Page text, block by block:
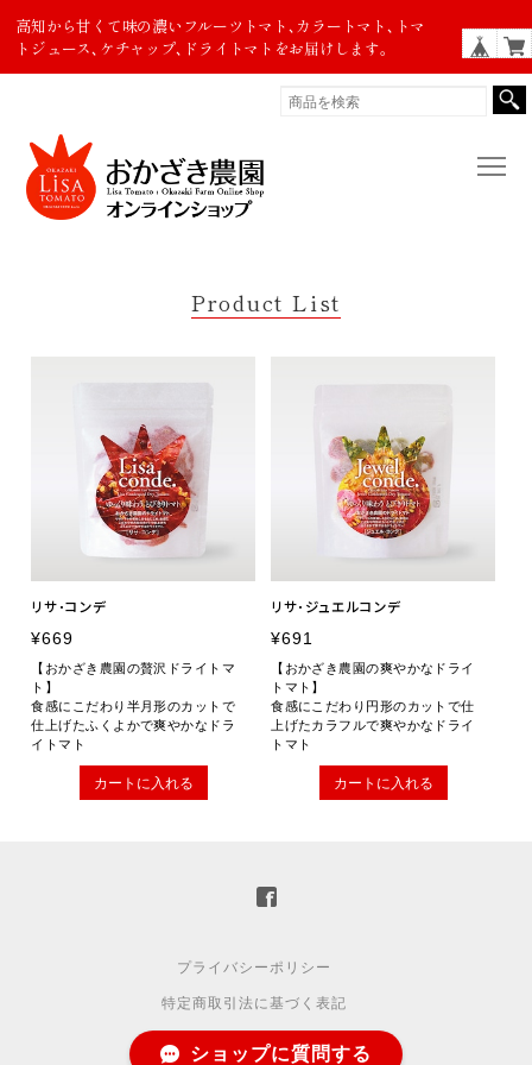
高知から甘くて味の濃いフルーツトマト､カラートマト､トマ
トジュース､ケチャップ､ドライトマトをお届けします。
Product List
リサ･コンデ
¥669
【おかざき農園の贅沢ドライトマ
ト】
食感にこだわり半月形のカットで
仕上げたふくよかで爽やかなドラ
イトマト
カートに入れる
リサ･ジュエルコンデ
¥691
【おかざき農園の爽やかなドライ
トマト】
食感にこだわり円形のカットで仕
上げたカラフルで爽やかなドライ
トマト
カートに入れる
プライバシーポリシー
特定商取引法に基づく表記
© Okazaki Farm
ショップに質問する